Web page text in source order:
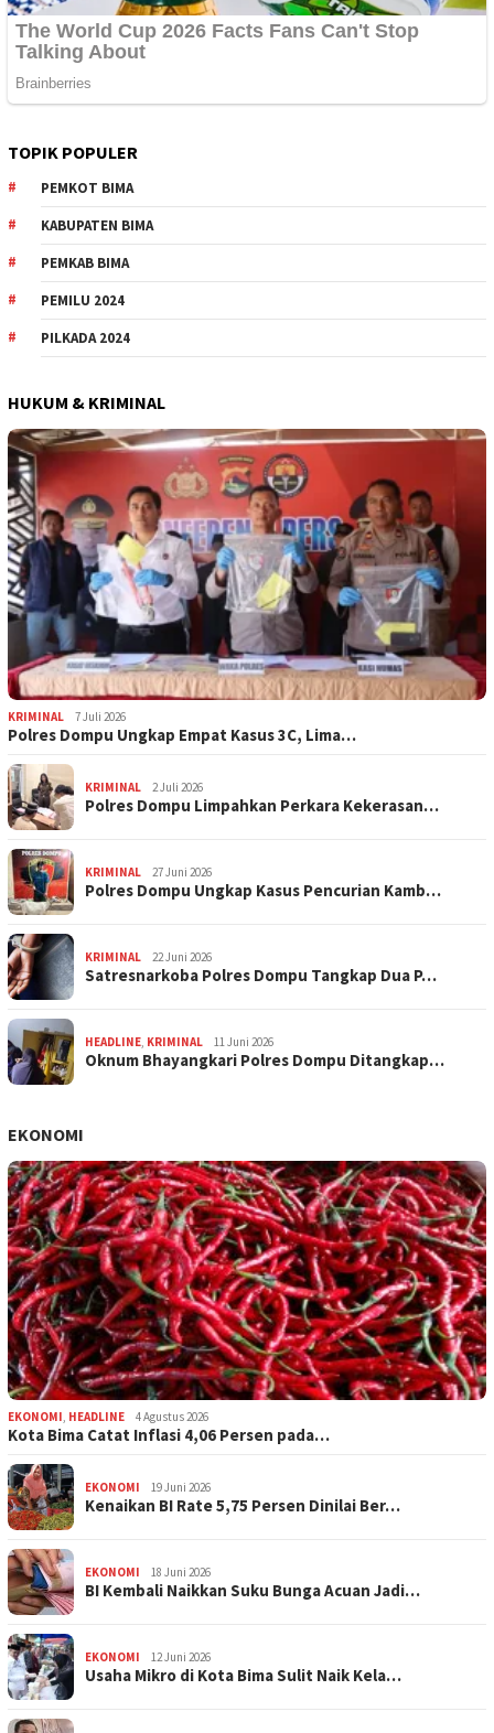
TOPIK POPULER
PEMKOT BIMA
KABUPATEN BIMA
PEMKAB BIMA
PEMILU 2024
PILKADA 2024
HUKUM & KRIMINAL
KRIMINAL 7 Juli 2026
Polres Dompu Ungkap Empat Kasus 3C, Lima…
KRIMINAL 2 Juli 2026
Polres Dompu Limpahkan Perkara Kekerasan…
KRIMINAL 27 Juni 2026
Polres Dompu Ungkap Kasus Pencurian Kamb…
KRIMINAL 22 Juni 2026
Satresnarkoba Polres Dompu Tangkap Dua P…
HEADLINE, KRIMINAL 11 Juni 2026
Oknum Bhayangkari Polres Dompu Ditangkap…
EKONOMI
EKONOMI, HEADLINE 4 Agustus 2026
Kota Bima Catat Inflasi 4,06 Persen pada…
EKONOMI 19 Juni 2026
Kenaikan BI Rate 5,75 Persen Dinilai Ber…
EKONOMI 18 Juni 2026
BI Kembali Naikkan Suku Bunga Acuan Jadi…
EKONOMI 12 Juni 2026
Usaha Mikro di Kota Bima Sulit Naik Kela…